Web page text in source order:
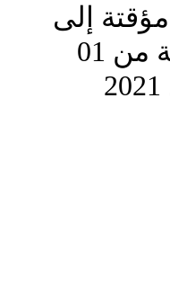
إلى
المؤسسات السجنية من 01